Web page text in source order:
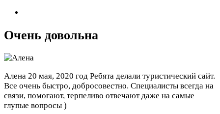
Очень довольна
Алена 20 мая, 2020 год Ребята делали туристический сайт.
Все очень быстро, добросовестно. Специалисты всегда на
связи, помогают, терпеливо отвечают даже на самые
глупые вопросы )